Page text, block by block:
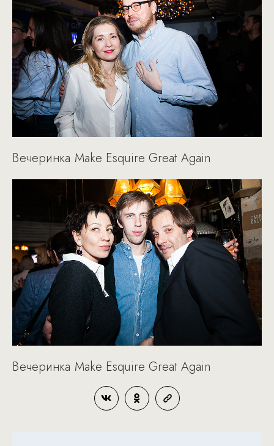
Вечеринка Make Esquire Great Again
Вечеринка Make Esquire Great Again